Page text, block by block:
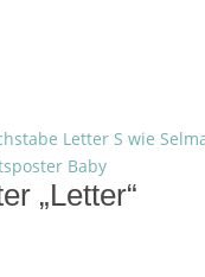
„Letter“